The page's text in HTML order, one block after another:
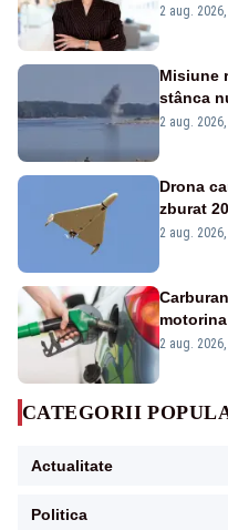
emisiunii
2 aug.
Misiune
stânca
2 aug.
Drona
zburat
2 aug.
2 aug.
CATEGORII
Actualitate
Politica